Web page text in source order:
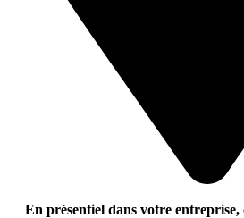
En présentiel dans votre entreprise,